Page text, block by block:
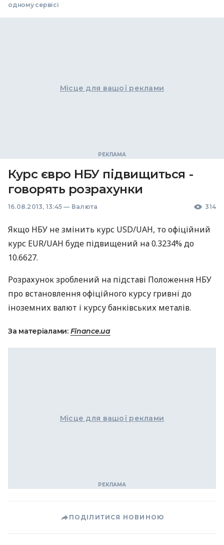
одному сервісі
Місце для вашої реклами
Курс євро НБУ підвищиться -
говорять розрахунки
16.08.2013, 13:45 — Валюта 314
Якщо НБУ не змінить курс USD/UAH, то офіційний
курс EUR/UAH буде підвищений на 0.3234% до
10.6627.
Розрахунок зроблений на підставі Положення НБУ
про встановлення офіційного курсу гривні до
іноземних валют і курсу банківських металів.
За матеріалами: Finance.ua
Місце для вашої реклами
ПОДІЛИТИСЯ НОВИНОЮ